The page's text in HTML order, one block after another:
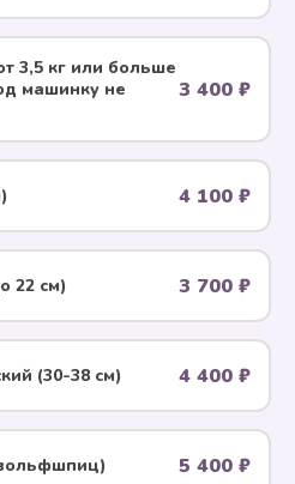
3,5 кг или больше
машинку не
3 400 ₽
4 100 ₽
22 см) 3 700 ₽
(30-38 см) 4 400 ₽
5 400 ₽